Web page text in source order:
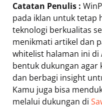
Catatan Penulis :
pada iklan untuk tetap
teknologi berkualitas
menikmati artikel dan
whitelist halaman ini di
bentuk dukungan agar
dan berbagi insight
Kamu juga bisa
melalui dukungan di